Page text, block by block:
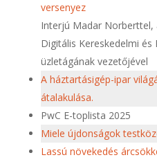
versenyez
Interjú Madar Norberttel,
Digitális Kereskedelmi
üzletágának vezetőjével
A háztartásigép-ipar
átalakulása.
PwC E-toplista 2025
Miele újdonságok
Lassú növekedés